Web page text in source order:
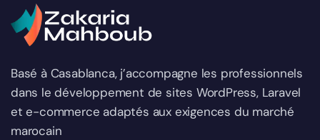
Basé à Casablanca, j’accompagne les professionnels
dans le développement de sites WordPress, Laravel
et e-commerce adaptés aux exigences du marché
marocain